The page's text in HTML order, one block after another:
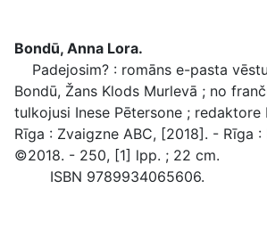
Bondū, Anna Lora.
Padejosim? : romāns e-pasta
Bondū, Žans Klods Murlevā ; no
tulkojusi Inese Pētersone ; redaktore
Rīga : Zvaigzne ABC, [2018]. - Rīga
©2018. - 250, [1] lpp. ; 22 cm.
ISBN 9789934065606.